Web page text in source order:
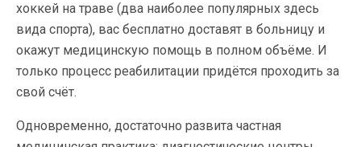
хоккей на траве (два наиболее популярных здесь
вида спорта), вас бесплатно доставят в больницу и
окажут медицинскую помощь в полном объёме. И
только процесс реабилитации придётся проходить за
свой счёт.
Одновременно, достаточно развита частная